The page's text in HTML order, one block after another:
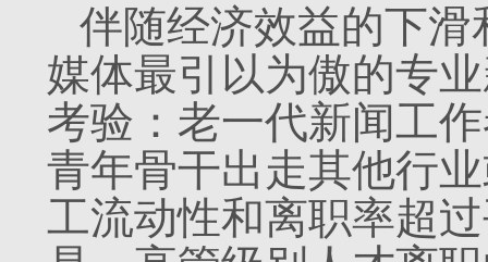
伴随经济效益的下
媒体最引以为傲的专
考验：老一代新闻工
青年骨干出走其他行
工流动性和离职率超